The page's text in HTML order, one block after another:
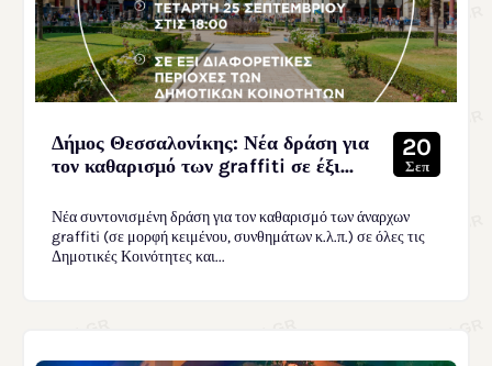
Δήμος Θεσσαλονίκης: Νέα δράση για
τον καθαρισμό των graffiti σε έξι...
20
Σεπ
Νέα συντονισμένη δράση για τον καθαρισμό των άναρχων
graffiti (σε μορφή κειμένου, συνθημάτων κ.λ.π.) σε όλες τις
Δημοτικές Κοινότητες και...